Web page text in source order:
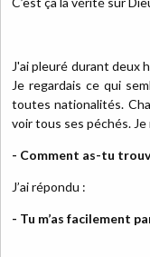
J'ai pleuré durant deux
Je regardais ce qui
toutes nationalités.
voir tous ses péchés. Je
- Comment as-tu
J’ai répondu :
- Tu m’as facilement